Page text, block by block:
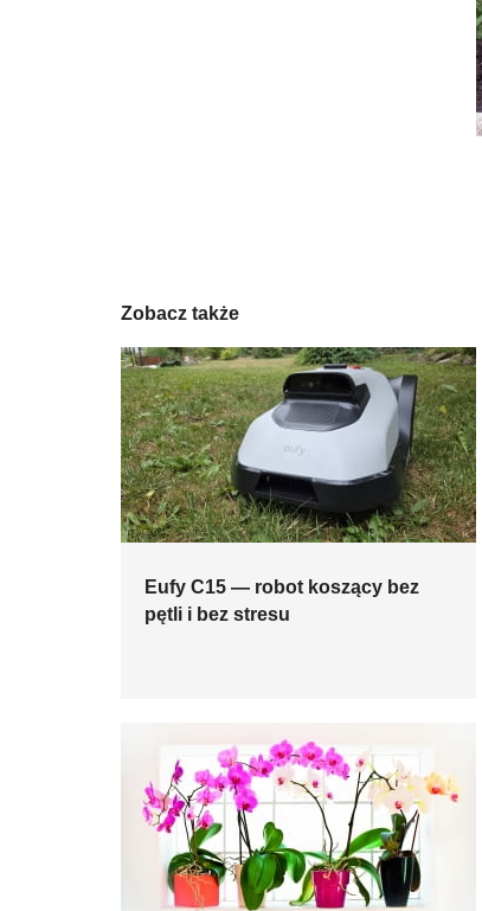
Zobacz także
Eufy C15 — robot koszący bez
pętli i bez stresu